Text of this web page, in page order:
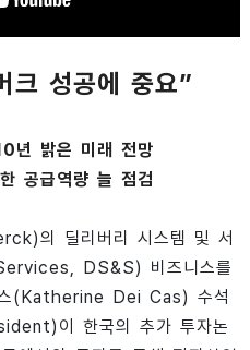
크 성공에 중요”
년 밝은 미래 전망
공급역량 늘 점검
의 딜리버리 시스템 및 서
DS&S) 비즈니스를
(Katherine Dei Cas) 수석
이 한국의 추가 투자논